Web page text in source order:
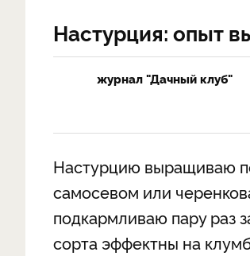
Настурция: опыт
журнал "Дачный клуб"
Настурцию выращиваю
самосевом или
подкармливаю пару раз
сорта эффектны на